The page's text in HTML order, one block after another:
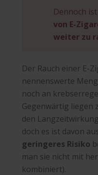
Dennoch
von E-
weiter zu
Der Rauch einer E-
nennenswerte
noch an
Gegenwärtig liegen
den
doch es ist davon
geringeres Risiko
man sie nicht mit
kombiniert).